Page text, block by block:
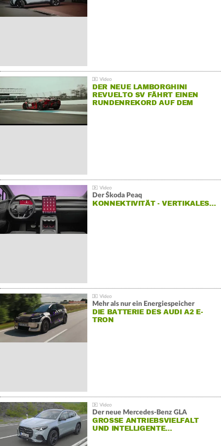
DER NEUE LAMBORGHINI
REVUELTO SV FÄHRT EINEN
RUNDENREKORD AUF DEM
Der Škoda Peaq
KONNEKTIVITÄT - VERTIKALES…
Mehr als nur ein Energiespeicher
DIE BATTERIE DES AUDI A2 E-
TRON
Der neue Mercedes-Benz GLA
GROSSE ANTRIEBSVIELFALT U
ND INTELLIGENTE…